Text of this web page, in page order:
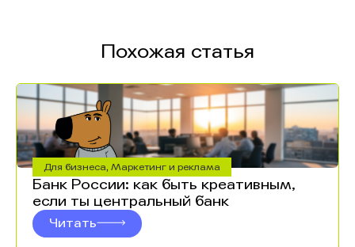
Похожая статья
Для бизнеса, Маркетинг и реклама
Банк России: как быть креативным,
если ты центральный банк
Читать